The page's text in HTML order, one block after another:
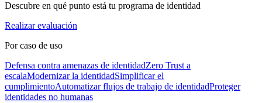
Descubre en qué punto está tu programa de identidad
Realizar evaluación
Por caso de uso
Defensa contra amenazas de identidadZero Trust a
escalaModernizar la identidadSimplificar el
cumplimientoAutomatizar flujos de trabajo de identidadProteger
identidades no humanas